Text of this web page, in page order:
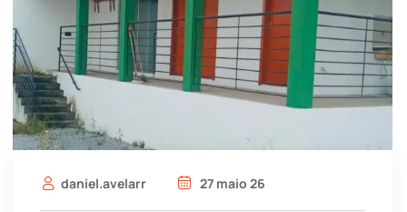
daniel.avelarr 27 maio 26